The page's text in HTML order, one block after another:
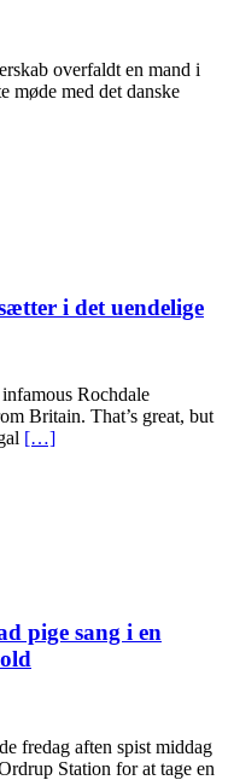
overfaldt en mand i
møde med det danske
i det uendelige
Rochdale
Britain. That’s great, but
[…]
pige sang i en
fredag aften spist middag
Station for at tage en